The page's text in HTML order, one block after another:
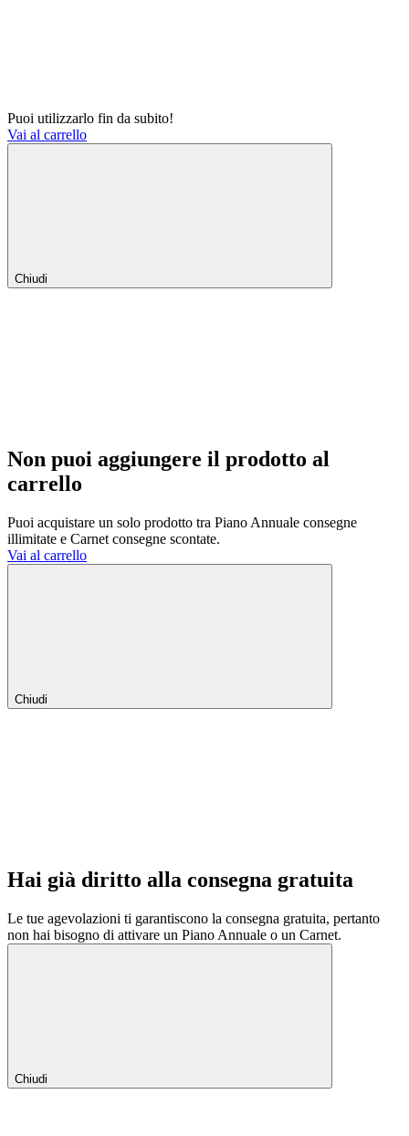
Puoi utilizzarlo fin da subito!
Vai al carrello
Chiudi
Non puoi aggiungere il prodotto al
carrello
Puoi acquistare un solo prodotto tra Piano Annuale consegne
illimitate e Carnet consegne scontate.
Vai al carrello
Chiudi
Hai già diritto alla consegna gratuita
Le tue agevolazioni ti garantiscono la consegna gratuita, pertanto
non hai bisogno di attivare un Piano Annuale o un Carnet.
Chiudi